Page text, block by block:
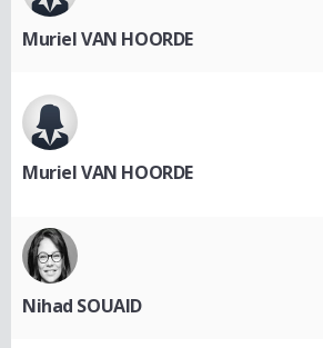
Muriel VAN HOORDE
Muriel VAN HOORDE
Nihad SOUAID